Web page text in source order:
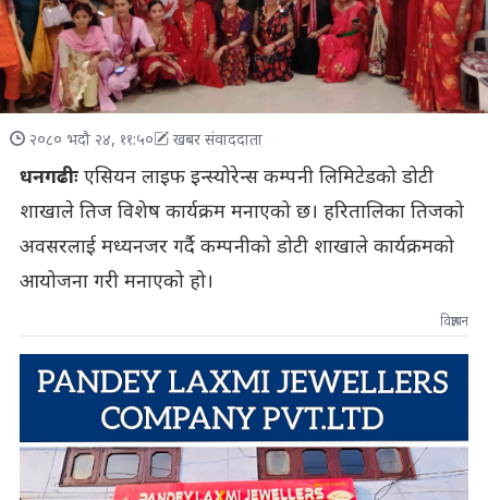
२०८० भदौ २४, ११:५० खबर संवाददाता
धनगढीः एसियन लाइफ इन्स्योरेन्स कम्पनी लिमिटेडको डोटी
शाखाले तिज विशेष कार्यक्रम मनाएको छ। हरितालिका तिजको
अवसरलाई मध्यनजर गर्दै कम्पनीको डोटी शाखाले कार्यक्रमको
आयोजना गरी मनाएको हो।
विज्ञापन